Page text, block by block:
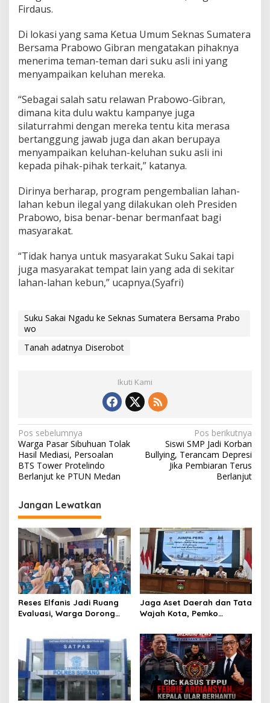
Firdaus.
Di lokasi yang sama Ketua Umum Seknas Sumatera
Bersama Prabowo Gibran mengatakan pihaknya
menerima teman-teman dari suku asli ini yang
menyampaikan keluhan mereka.
“Sebagai salah satu relawan Prabowo-Gibran,
dimana kita dulu waktu kampanye juga
silaturrahmi dengan mereka tentu kita merasa
bertanggung jawab juga dan akan berupaya
menyampaikan keluhan-keluhan suku asli ini
kepada pihak-pihak terkait,” katanya.
Dirinya berharap, program pengembalian lahan-
lahan kebun ilegal yang dilakukan oleh Presiden
Prabowo, bisa benar-benar bermanfaat bagi
masyarakat.
“Tidak hanya untuk masyarakat Suku Sakai tapi
juga masyarakat tempat lain yang ada di sekitar
lahan-lahan kebun,” ucapnya.(Syafri)
Suku Sakai Ngadu ke Seknas Sumatera Bersama Prabo
wo
Tanah adatnya Diserobot
Ikuti Kami
N
a
v
i
g
a
s
i
p
o
s
Pos sebelumnya
Warga Pasar Sibuhuan Tolak
Hasil Mediasi, Persoalan
BTS Tower Protelindo
Berlanjut ke PTUN Medan
Pos berikutnya
Siswi SMP Jadi Korban
Bullying, Terancam Depresi
Jika Pembiaran Terus
Berlanjut
Jangan Lewatkan
Reses Elfanis Jadi Ruang
Evaluasi, Warga Dorong
Jaga Aset Daerah dan Tata
Wajah Kota, Pemko
Makin Bergeliat